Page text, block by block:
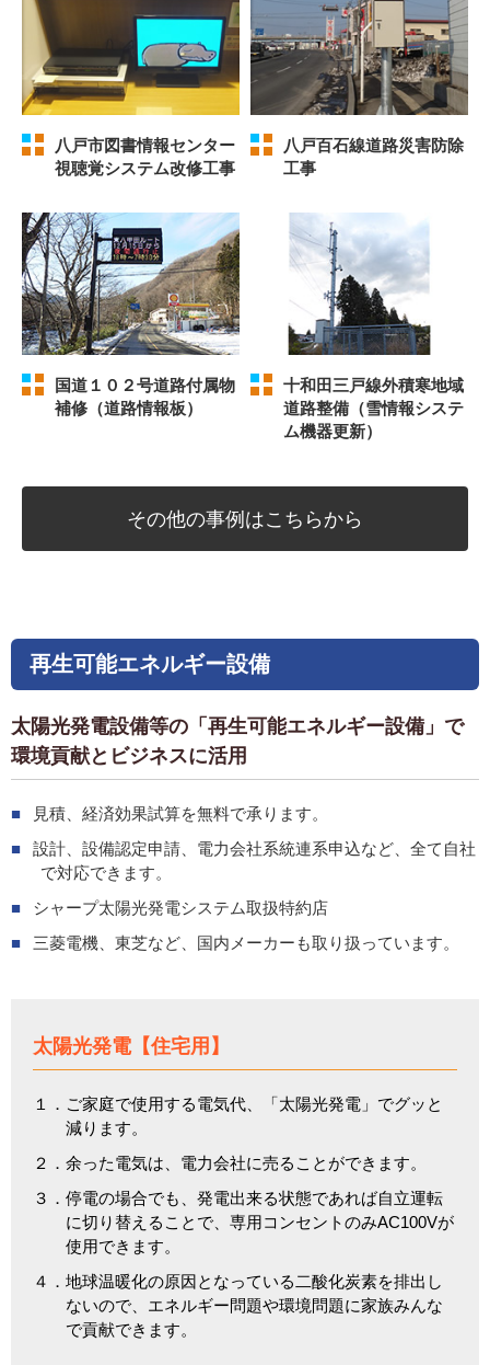
八戸市図書情報センター
視聴覚システム改修工事
八戸百石線道路災害防除
工事
国道１０２号道路付属物
補修（道路情報板）
十和田三戸線外積寒地域
道路整備（雪情報システ
ム機器更新）
その他の事例はこちらから
再生可能エネルギー設備
太陽光発電設備等の「再生可能エネルギー設備」で
環境貢献とビジネスに活用
見積、経済効果試算を無料で承ります。
設計、設備認定申請、電力会社系統連系申込など、全て自社
で対応できます。
シャープ太陽光発電システム取扱特約店
三菱電機、東芝など、国内メーカーも取り扱っています。
太陽光発電【住宅用】
１．ご家庭で使用する電気代、「太陽光発電」でグッと
減ります。
２．余った電気は、電力会社に売ることができます。
３．停電の場合でも、発電出来る状態であれば自立運転
に切り替えることで、専用コンセントのみAC100Vが
使用できます。
４．地球温暖化の原因となっている二酸化炭素を排出し
ないので、エネルギー問題や環境問題に家族みんな
で貢献できます。